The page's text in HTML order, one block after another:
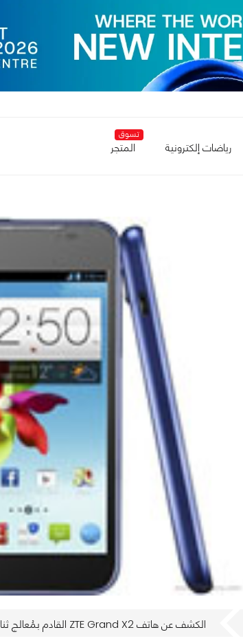
رياضات إلكترونية
تسوق
المتجر
الكشف عن هاتف ZTE Grand X2 القادم بمُعالج ثنائي النواه 2GHz